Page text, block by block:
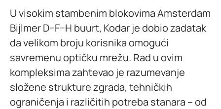
U visokim stambenim blokovima Amsterdam
Bijlmer D–F–H buurt, Kodar je dobio zadatak
da velikom broju korisnika omogući
savremenu optičku mrežu. Rad u ovim
kompleksima zahtevao je razumevanje
složene strukture zgrada, tehničkih
ograničenja i različitih potreba stanara – od